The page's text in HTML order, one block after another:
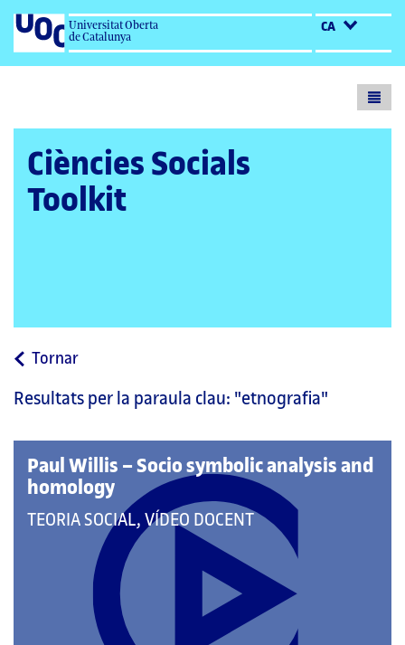
Universitat Oberta
de Catalunya
CA
Ciències Socials
Toolkit
Tornara
pàgina
Resultats per la paraula clau: "etnografia"
Paul Willis – Socio symbolic analysis and
homology
QUE
CATEGORIES:
TEORIA SOCIAL, VÍDEO DOCENT